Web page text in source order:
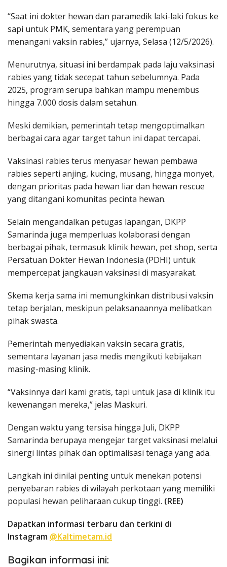
“Saat ini dokter hewan dan paramedik laki-laki fokus ke
sapi untuk PMK, sementara yang perempuan
menangani vaksin rabies,” ujarnya, Selasa (12/5/2026).
Menurutnya, situasi ini berdampak pada laju vaksinasi
rabies yang tidak secepat tahun sebelumnya. Pada
2025, program serupa bahkan mampu menembus
hingga 7.000 dosis dalam setahun.
Meski demikian, pemerintah tetap mengoptimalkan
berbagai cara agar target tahun ini dapat tercapai.
Vaksinasi rabies terus menyasar hewan pembawa
rabies seperti anjing, kucing, musang, hingga monyet,
dengan prioritas pada hewan liar dan hewan rescue
yang ditangani komunitas pecinta hewan.
Selain mengandalkan petugas lapangan, DKPP
Samarinda juga memperluas kolaborasi dengan
berbagai pihak, termasuk klinik hewan, pet shop, serta
Persatuan Dokter Hewan Indonesia (PDHI) untuk
mempercepat jangkauan vaksinasi di masyarakat.
Skema kerja sama ini memungkinkan distribusi vaksin
tetap berjalan, meskipun pelaksanaannya melibatkan
pihak swasta.
Pemerintah menyediakan vaksin secara gratis,
sementara layanan jasa medis mengikuti kebijakan
masing-masing klinik.
“Vaksinnya dari kami gratis, tapi untuk jasa di klinik itu
kewenangan mereka,” jelas Maskuri.
Dengan waktu yang tersisa hingga Juli, DKPP
Samarinda berupaya mengejar target vaksinasi melalui
sinergi lintas pihak dan optimalisasi tenaga yang ada.
Langkah ini dinilai penting untuk menekan potensi
penyebaran rabies di wilayah perkotaan yang memiliki
populasi hewan peliharaan cukup tinggi. (REE)
Dapatkan informasi terbaru dan terkini di
Instagram @Kaltimetam.id
Bagikan informasi ini: